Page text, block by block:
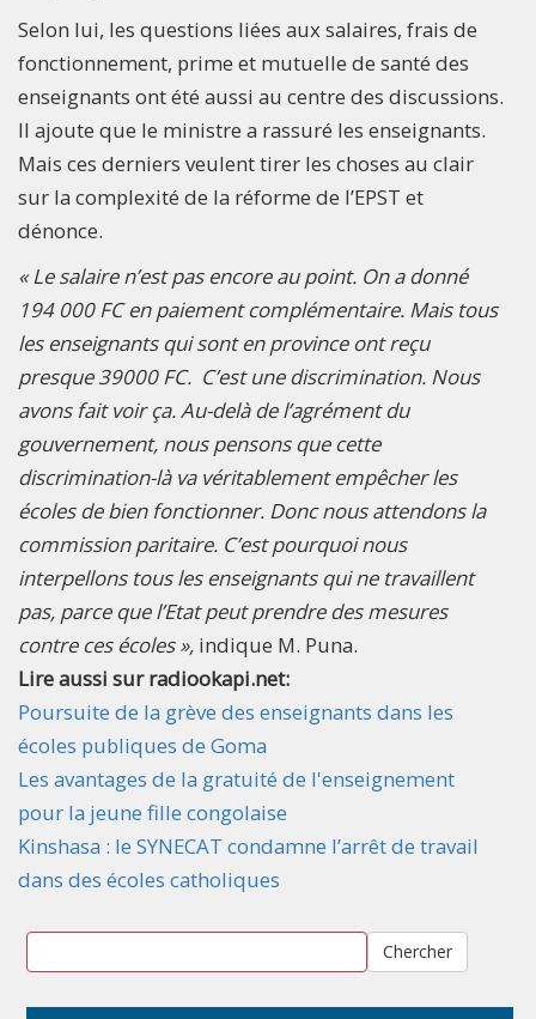
Selon lui, les questions liées aux salaires, frais de
fonctionnement, prime et mutuelle de santé des
enseignants ont été aussi au centre des discussions.
Il ajoute que le ministre a rassuré les enseignants.
Mais ces derniers veulent tirer les choses au clair
sur la complexité de la réforme de l’EPST et
dénonce.
« Le salaire n’est pas encore au point. On a donné
194 000 FC en paiement complémentaire. Mais tous
les enseignants qui sont en province ont reçu
presque 39000 FC. C’est une discrimination. Nous
avons fait voir ça. Au-delà de l’agrément du
gouvernement, nous pensons que cette
discrimination-là va véritablement empêcher les
écoles de bien fonctionner. Donc nous attendons la
commission paritaire. C’est pourquoi nous
interpellons tous les enseignants qui ne travaillent
pas, parce que l’Etat peut prendre des mesures
contre ces écoles », indique M. Puna.
Lire aussi sur radiookapi.net:
Poursuite de la grève des enseignants dans les
écoles publiques de Goma
Les avantages de la gratuité de l'enseignement
pour la jeune fille congolaise
Kinshasa : le SYNECAT condamne l’arrêt de travail
dans des écoles catholiques
Chercher